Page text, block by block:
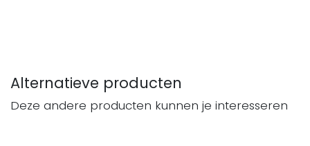
Alternatieve producten
Deze andere producten kunnen je interesseren